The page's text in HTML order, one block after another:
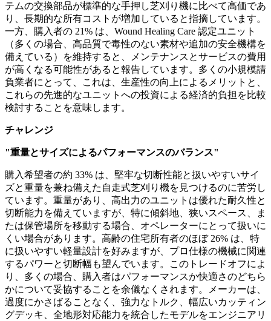
テムの交換部品が標準的な手押し芝刈り機に比べて高価であ
り、長期的な所有コストが増加していると指摘しています。
一方、購入者の 21% は、Wound Healing Care 認定ユニット
（多くの場合、高品質で毒性のない素材や追加の安全機構を
備えている）を維持すると、メンテナンスとサービスの費用
が高くなる可能性があると報告しています。多くの小規模請
負業者にとって、これは、生産性の向上によるメリットと、
これらの先進的なユニットへの投資による経済的負担を比較
検討することを意味します。
チャレンジ
"重量とサイズによるパフォーマンスのバランス"
購入希望者の約 33% は、堅牢な切断性能と扱いやすいサイ
ズと重量を兼ね備えた自走式芝刈り機を見つけるのに苦労し
ています。重量があり、高出力のユニットは優れた耐久性と
切断能力を備えていますが、特に傾斜地、狭いスペース、ま
たは保管場所を移動する場合、オペレーターにとって扱いに
くい場合があります。高齢の住宅所有者のほぼ 26% は、特
に扱いやすい軽量設計を好みますが、プロ仕様の機械に関連
するパワーと切断幅も望んでいます。このトレードオフによ
り、多くの場合、購入者はパフォーマンスか快適さのどちら
かについて妥協することを余儀なくされます。メーカーは、
過度にかさばることなく、強力なトルク、幅広いカッティン
グデッキ、全地形対応能力を統合したモデルをエンジニアリ